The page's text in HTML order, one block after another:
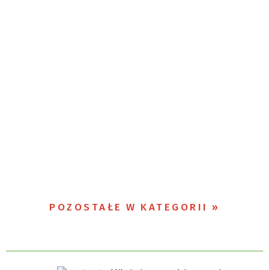
POZOSTAŁE W KATEGORII